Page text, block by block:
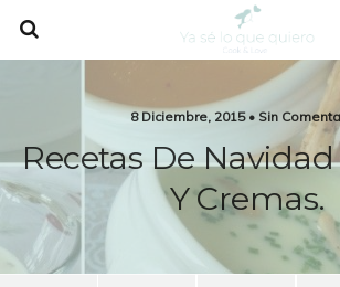
8 Diciembre, 2015 • Sin
Recetas De Navidad
Y Cremas.